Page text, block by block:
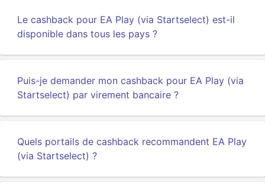
Le cashback pour EA Play (via Startselect) est-il
disponible dans tous les pays ?
Puis-je demander mon cashback pour EA Play (via
Startselect) par virement bancaire ?
Quels portails de cashback recommandent EA Play
(via Startselect) ?